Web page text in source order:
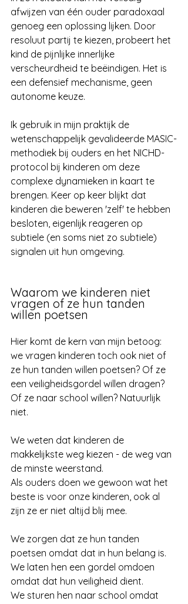
afwijzen van één ouder paradoxaal
genoeg een oplossing lijken. Door
resoluut partij te kiezen, probeert het
kind de pijnlijke innerlijke
verscheurdheid te beëindigen. Het is
een defensief mechanisme, geen
autonome keuze.
Ik gebruik in mijn praktijk de
wetenschappelijk gevalideerde MASIC-
methodiek bij ouders en het NICHD-
protocol bij kinderen om deze
complexe dynamieken in kaart te
brengen. Keer op keer blijkt dat
kinderen die beweren 'zelf' te hebben
besloten, eigenlijk reageren op
subtiele (en soms niet zo subtiele)
signalen uit hun omgeving.
Waarom we kinderen niet
vragen of ze hun tanden
willen poetsen
Hier komt de kern van mijn betoog:
we vragen kinderen toch ook niet of
ze hun tanden willen poetsen? Of ze
een veiligheidsgordel willen dragen?
Of ze naar school willen? Natuurlijk
niet.
We weten dat kinderen de
makkelijkste weg kiezen - de weg van
de minste weerstand.
Als ouders doen we gewoon wat het
beste is voor onze kinderen, ook al
zijn ze er niet altijd blij mee.
We zorgen dat ze hun tanden
poetsen omdat dat in hun belang is.
We laten hen een gordel omdoen
omdat dat hun veiligheid dient.
We sturen hen naar school omdat